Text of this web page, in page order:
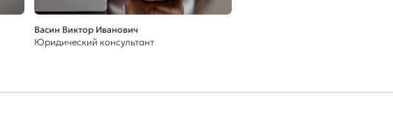
Васин Виктор Иванович
Юридический консультант